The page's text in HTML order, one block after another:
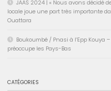
JAAS 2024 | « Nous avons décidé
locale joue une part très importante
Ouattara
Boukoumbé / Pnasi à l’Epp Kouya
préoccupe les Pays-Bas
CATÉGORIES